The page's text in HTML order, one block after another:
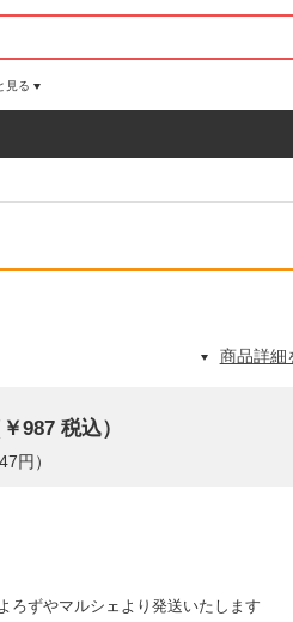
見る
商品詳細
987 税込）
円）
ろずやマルシェより発送いたします